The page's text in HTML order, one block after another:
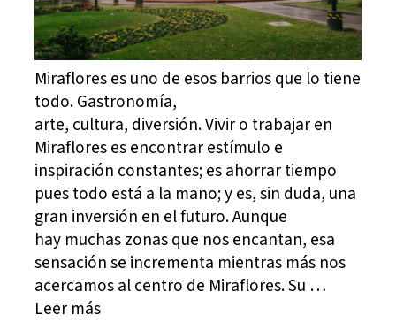
Miraflores es uno de esos barrios que lo tiene
todo. Gastronomía,
arte, cultura, diversión. Vivir o trabajar en
Miraflores es encontrar estímulo e
inspiración constantes; es ahorrar tiempo
pues todo está a la mano; y es, sin duda, una
gran inversión en el futuro. Aunque
hay muchas zonas que nos encantan, esa
sensación se incrementa mientras más nos
acercamos al centro de Miraflores. Su …
Leer más